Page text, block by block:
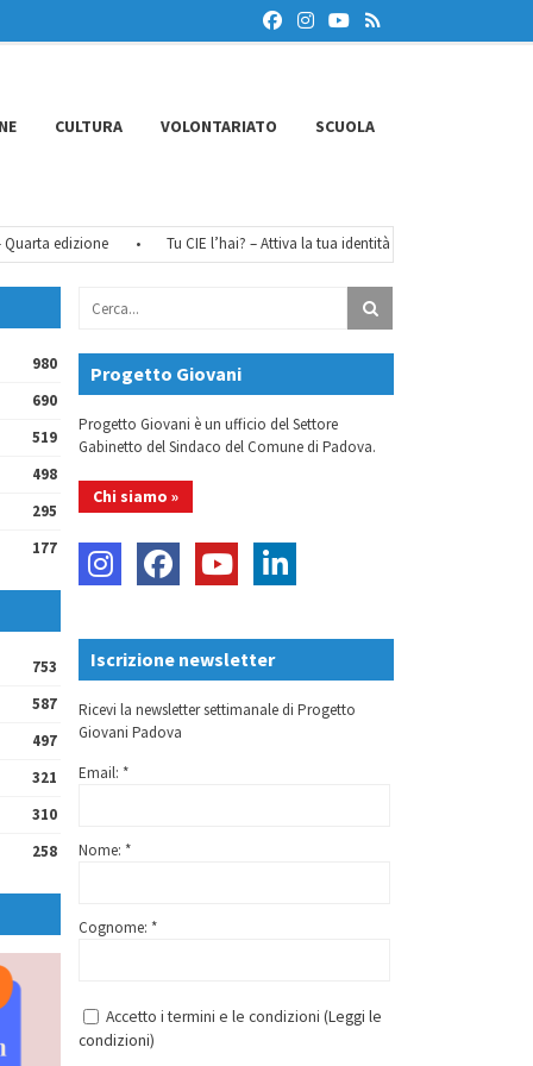
CULTURA VOLONTARIATO SCUOLA
• Tu CIE l’hai? – Attiva la tua identità digitale
980
690
519
498
295
177
753
587
497
321
310
258
Progetto Giovani
Progetto Giovani è un ufficio del Settore
Gabinetto del Sindaco del Comune di Padova.
Chi siamo »
Iscrizione newsletter
Ricevi la newsletter settimanale di Progetto
Giovani Padova
Email: *
Nome: *
Cognome: *
Accetto i termini e le condizioni (Leggi le
condizioni)